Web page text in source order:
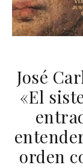
José
«El
orden